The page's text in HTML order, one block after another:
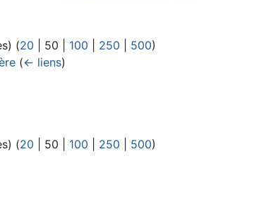
) (20 50 100 250 500)
(← liens)
) (20 50 100 250 500)